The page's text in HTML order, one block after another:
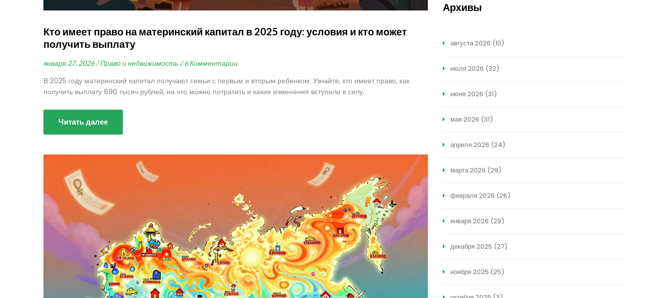
Кто имеет право на материнский капитал в 2025 году: условия и кто может
получить выплату
января 27, 2026 / Право и недвижимость / 6 Комментарии
В 2025 году материнский капитал получают семьи с первым и вторым ребенком. Узнайте, кто имеет право, как
получить выплату 690 тысяч рублей, на что можно потратить и какие изменения вступили в силу.
Читать далее
Архивы
августа 2026 (10)
июля 2026 (32)
июня 2026 (31)
мая 2026 (31)
апреля 2026 (24)
марта 2026 (29)
февраля 2026 (26)
января 2026 (29)
декабря 2025 (27)
ноября 2025 (25)